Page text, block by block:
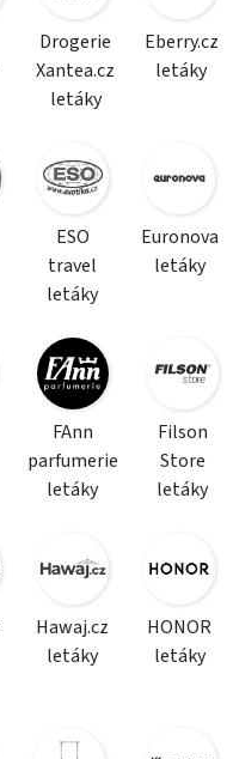
Drogerie
Xantea.cz
letáky
Eberry.cz
letáky
ESO
travel
letáky
Euronova
letáky
FAnn
parfumerie
letáky
Filson
Store
letáky
Hawaj.cz
letáky
HONOR
letáky